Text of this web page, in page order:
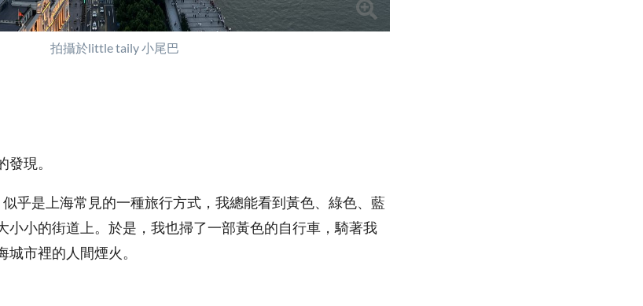
拍攝於little taily 小尾巴
現。
乎是上海常見的一種旅行方式，我總能看到黃色、綠色、藍
小小的街道上。於是，我也掃了一部黃色的自行車，騎著我
市裡的人間煙火。